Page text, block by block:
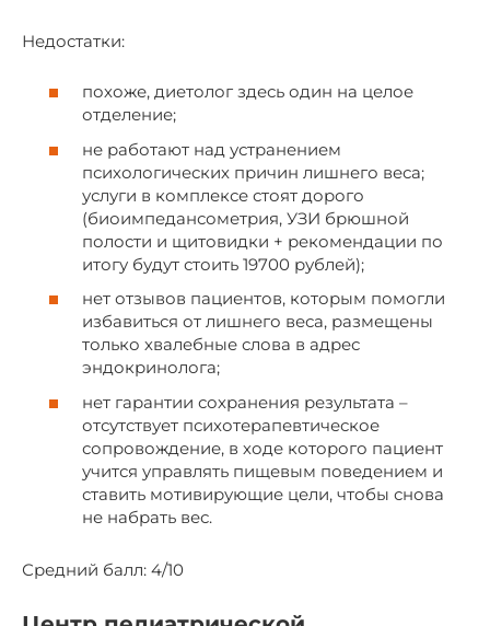
Недостатки:
похоже, диетолог здесь один на целое
отделение;
не работают над устранением
психологических причин лишнего веса;
услуги в комплексе стоят дорого
(биоимпедансометрия, УЗИ брюшной
полости и щитовидки + рекомендации по
итогу будут стоить 19700 рублей);
нет отзывов пациентов, которым помогли
избавиться от лишнего веса, размещены
только хвалебные слова в адрес
эндокринолога;
нет гарантии сохранения результата –
отсутствует психотерапевтическое
сопровождение, в ходе которого пациент
учится управлять пищевым поведением и
ставить мотивирующие цели, чтобы снова
не набрать вес.
Средний балл: 4/10